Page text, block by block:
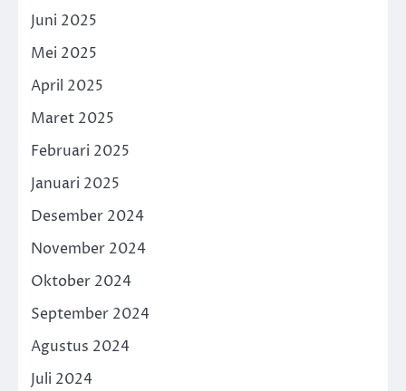
Juni 2025
Mei 2025
April 2025
Maret 2025
Februari 2025
Januari 2025
Desember 2024
November 2024
Oktober 2024
September 2024
Agustus 2024
Juli 2024